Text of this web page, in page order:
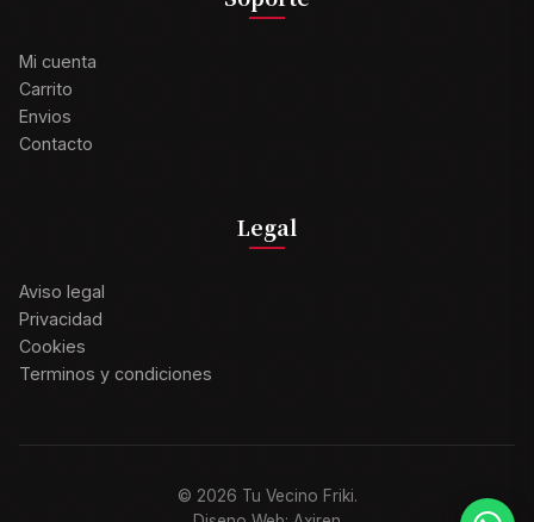
Mi cuenta
Carrito
Envios
Contacto
Legal
Aviso legal
Privacidad
Cookies
Terminos y condiciones
© 2026 Tu Vecino Friki.